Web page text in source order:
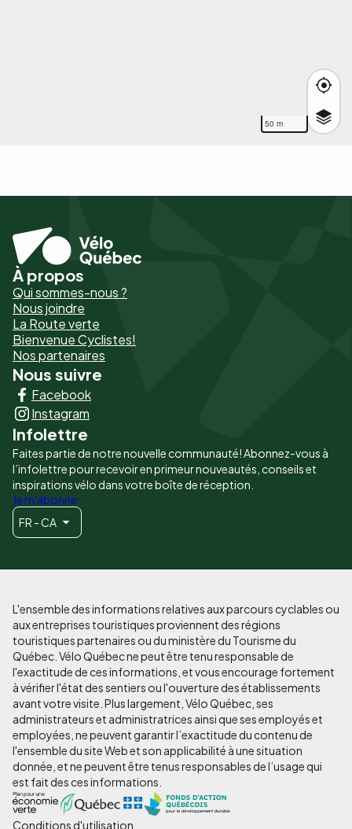
50 m
Pied
de
page
-
Liens
principaux
À propos
Qui sommes-nous ?
Nous joindre
La Route verte
Bienvenue Cyclistes!
Nos partenaires
Nous suivre
Facebook
Instagram
Infolettre
Faites partie de notre nouvelle communauté! Abonnez-vous à
l’infolettre pour recevoir en primeur nouveautés, conseils et
inspirations vélo dans votre boîte de réception.
Je m'abonne
FR - CA
L'ensemble des informations relatives aux parcours cyclables ou
aux entreprises touristiques proviennent des régions
touristiques partenaires ou du ministère du Tourisme du
Québec. Vélo Québec ne peut être tenu responsable de
l'exactitude de ces informations, et vous encourage fortement
à vérifier l'état des sentiers ou l'ouverture des établissements
avant votre visite. Plus largement, Vélo Québec, ses
administrateurs et administratrices ainsi que ses employés et
employées, ne peuvent garantir l’exactitude du contenu de
l'ensemble du site Web et son applicabilité à une situation
donnée, et ne peuvent être tenus responsables de l’usage qui
est fait des ces informations.
Conditions d'utilisation